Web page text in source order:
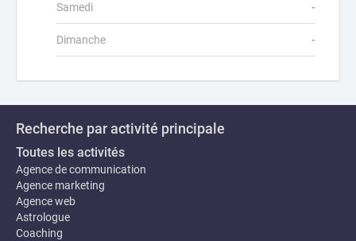
Samedi -
Dimanche -
Recherche par activité principale
Toutes les activités
Agence de communication
Agence marketing
Agence web
Astrologue
Coaching